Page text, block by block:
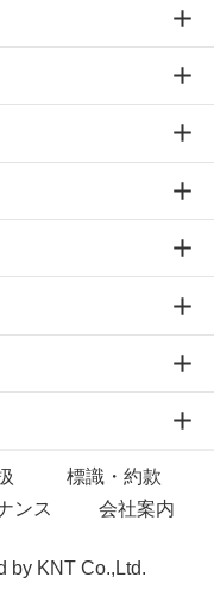
標識・約款
ンス 会社案内
by KNT Co.,Ltd.